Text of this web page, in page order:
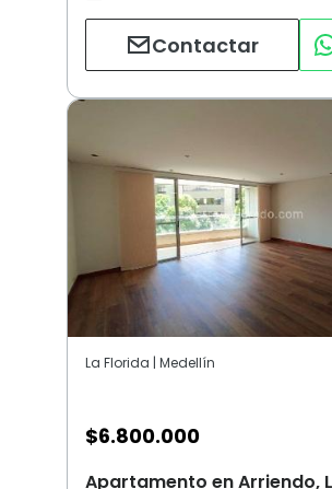
Contactar
La Florida | Medellín
$6.800.000
Apartamento en Arriendo,